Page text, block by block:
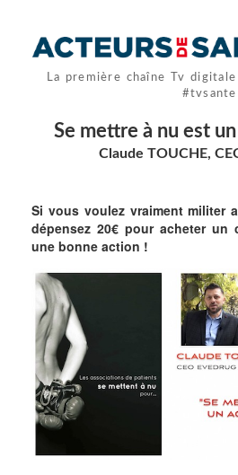
La première chaîne Tv
#tvsante
Se mettre à nu est
Claude TOUCHE,
Si vous voulez vraiment militer
dépensez 20€ pour acheter un
une bonne action !